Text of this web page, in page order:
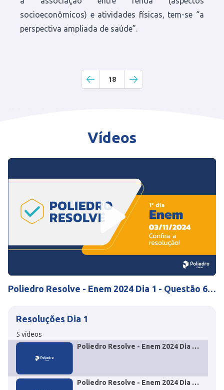
socioeconômicos) e atividades físicas, tem-se “a
perspectiva ampliada de saúde”.
18
Vídeos
Mute Settings
Play
Poliedro Resolve - Enem 2024 Dia 1 - Questão 60
Resoluções Dia 1
5 vídeos
Poliedro Resolve - Enem 2024 Dia 1
Poliedro Resolve - Enem 2024 Dia 1